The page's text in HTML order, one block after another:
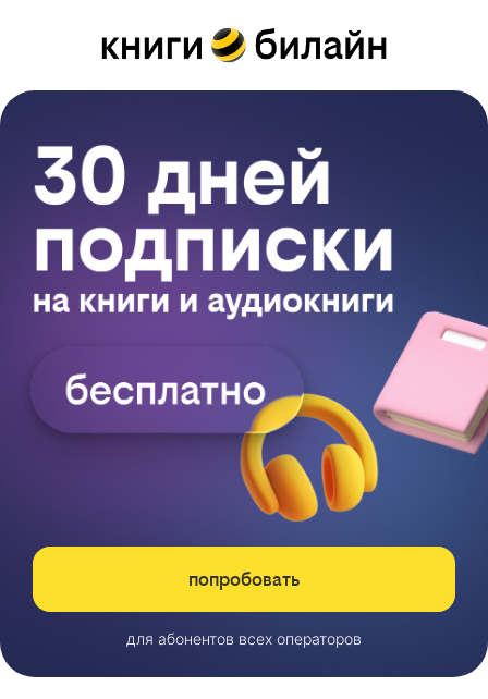
попробовать
для абонентов всех операторов